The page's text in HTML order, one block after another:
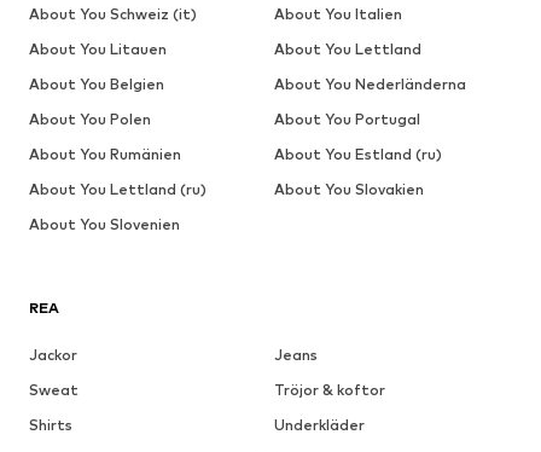
REA
Jackor
Jeans
Sweat
Tröjor & koftor
Shirts
Underkläder
About You Schweiz (it)
About You Italien
About You Litauen
About You Lettland
About You Belgien
About You Nederländerna
About You Polen
About You Portugal
About You Rumänien
About You Estland (ru)
About You Lettland (ru)
About You Slovakien
About You Slovenien